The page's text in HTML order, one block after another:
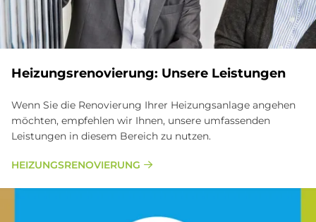
Hei­zungs­re­no­vie­rung: Un­se­re Lei­stun­gen
Wenn Sie die Renovierung Ihrer Heizungsanlage angehen
möchten, empfehlen wir Ihnen, unsere umfassenden
Leistungen in diesem Bereich zu nutzen.
HEI­ZUNGS­RE­NO­VIE­RUNG